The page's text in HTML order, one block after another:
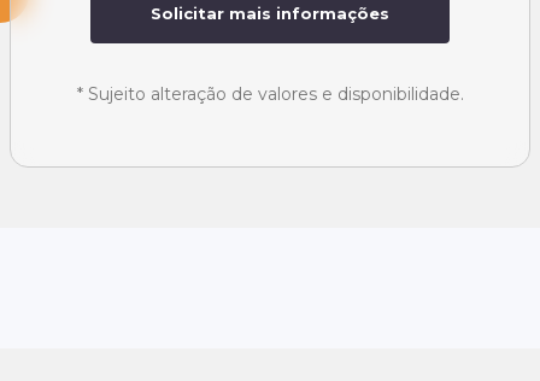
Solicitar mais informações
* Sujeito alteração de valores e disponibilidade.